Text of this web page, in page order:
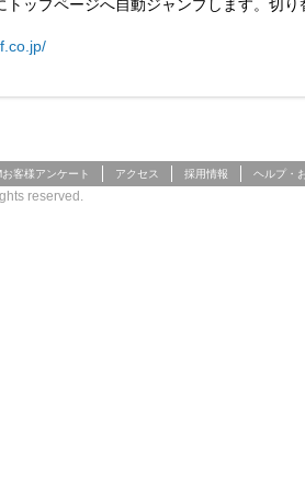
ップページへ自動ジャンプします。切
お客様アンケート アクセス 採用情報 ヘルプ・
reserved.